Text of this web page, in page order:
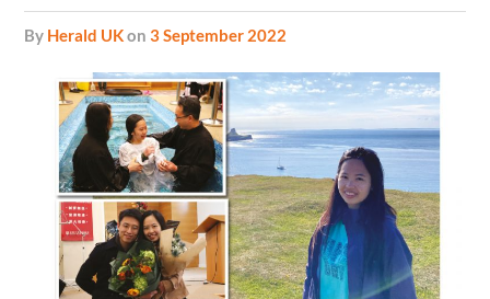
by Herald UKon3 September 2022